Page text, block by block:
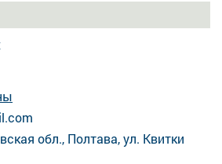
l.com
обл., Полтава, ул. Квитки